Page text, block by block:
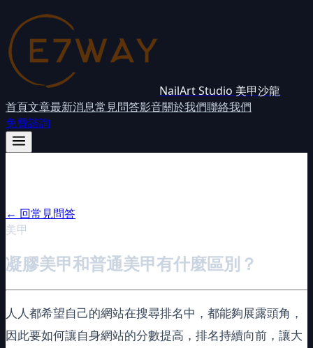
NailArt Studio 美甲沙龍
首頁文章最新消息常見問答影音關於我們聯絡我們
免費諮詢
← 回常見問答
美甲
凝膠美甲和普通美甲有什麼區別？
人人都希望自己的網站在搜尋排名中，都能夠展露頭角，
因此要如何讓自身網站的分數提高，排名持續向前，讓大